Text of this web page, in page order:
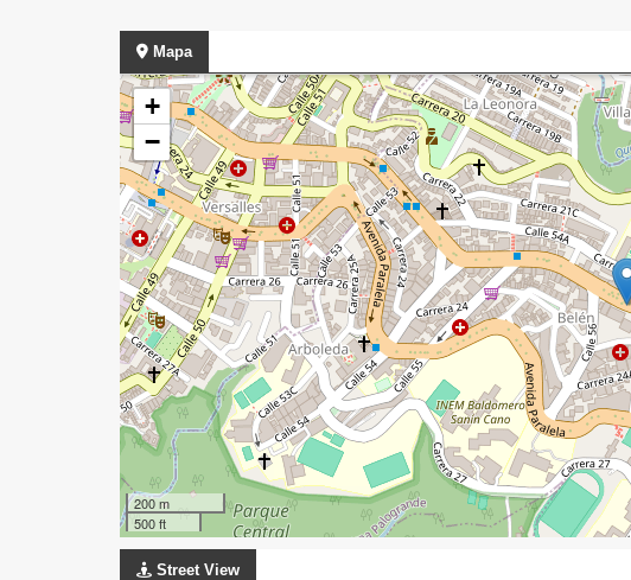
Mapa
+
−
200 m
500 ft
Street View